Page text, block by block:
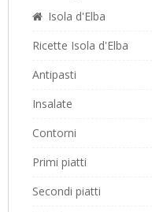
Isola d'Elba
Ricette Isola d'Elba
Antipasti
Insalate
Contorni
Primi piatti
Secondi piatti